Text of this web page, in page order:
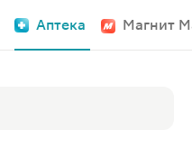
Аптека Магнит